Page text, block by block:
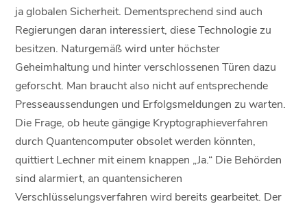
ja globalen Sicherheit. Dementsprechend sind auch
Regierungen daran interessiert, diese Technologie zu
besitzen. Naturgemäß wird unter höchster
Geheimhaltung und hinter verschlossenen Türen dazu
geforscht. Man braucht also nicht auf entsprechende
Presseaussendungen und Erfolgsmeldungen zu warten.
Die Frage, ob heute gängige Kryptographieverfahren
durch Quantencomputer obsolet werden könnten,
quittiert Lechner mit einem knappen „Ja.“ Die Behörden
sind alarmiert, an quantensicheren
Verschlüsselungsverfahren wird bereits gearbeitet. Der